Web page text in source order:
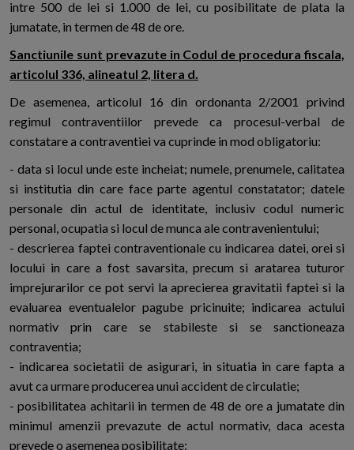
intre 500 de lei si 1.000 de lei, cu posibilitate de plata la
jumatate, in termen de 48 de ore.
Sanctiunile sunt prevazute in Codul de procedura fiscala,
articolul 336, alineatul 2, litera d.
De asemenea, articolul 16 din ordonanta 2/2001 privind
regimul contraventiilor prevede ca procesul-verbal de
constatare a contraventiei va cuprinde in mod obligatoriu:
- data si locul unde este incheiat; numele, prenumele, calitatea
si institutia din care face parte agentul constatator; datele
personale din actul de identitate, inclusiv codul numeric
personal, ocupatia si locul de munca ale contravenientului;
- descrierea faptei contraventionale cu indicarea datei, orei si
locului in care a fost savarsita, precum si aratarea tuturor
imprejurarilor ce pot servi la aprecierea gravitatii faptei si la
evaluarea eventualelor pagube pricinuite; indicarea actului
normativ prin care se stabileste si se sanctioneaza
contraventia;
- indicarea societatii de asigurari, in situatia in care fapta a
avut ca urmare producerea unui accident de circulatie;
- posibilitatea achitarii in termen de 48 de ore a jumatate din
minimul amenzii prevazute de actul normativ, daca acesta
prevede o asemenea posibilitate;